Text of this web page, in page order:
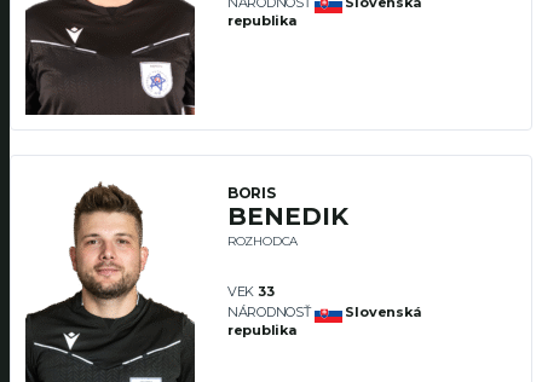
republika
BORIS
BENEDIK
ROZHODCA
VEK 33
NÁRODNOSŤ
Slovenská
republika